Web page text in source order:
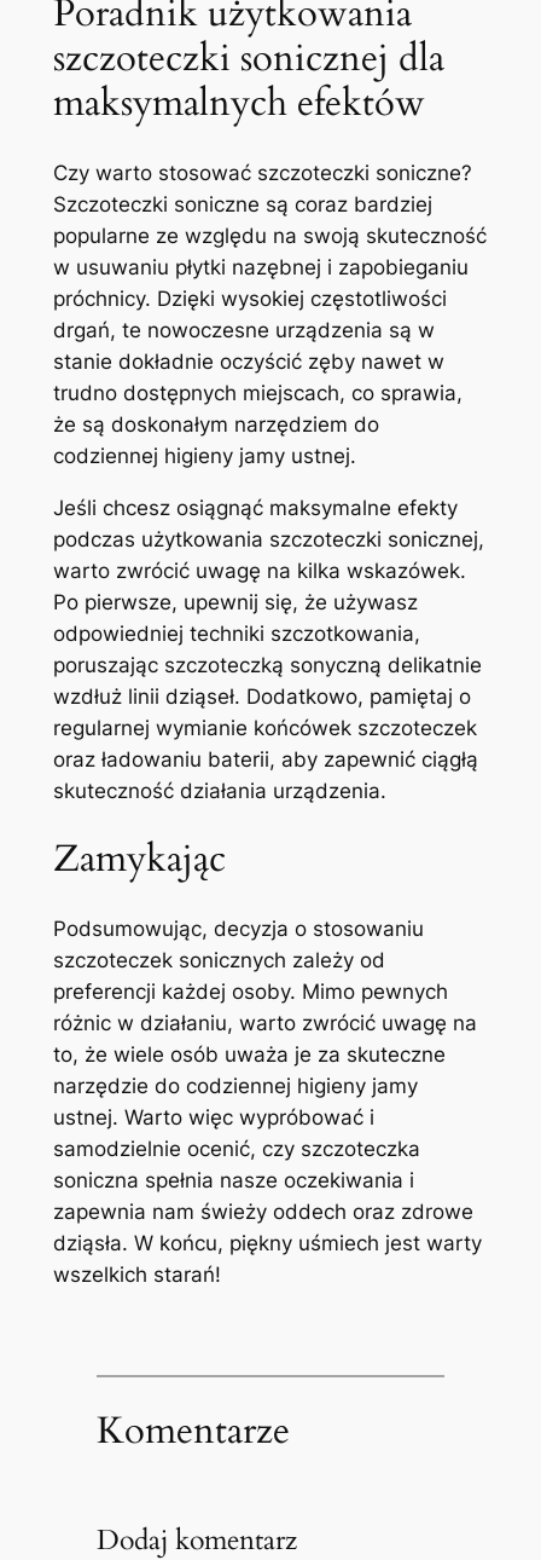
Poradnik użytkowania
szczoteczki sonicznej dla
maksymalnych efektów
Czy warto⁤ stosować szczoteczki soniczne?
Szczoteczki soniczne są ⁣coraz bardziej
popularne ze względu na ⁢swoją ⁤skuteczność
w usuwaniu płytki​ nazębnej i zapobieganiu
próchnicy. Dzięki wysokiej częstotliwości
drgań, te nowoczesne urządzenia są w
stanie dokładnie oczyścić zęby nawet w
trudno dostępnych miejscach, co sprawia,
⁤że są doskonałym narzędziem do
codziennej higieny jamy ustnej.
Jeśli chcesz osiągnąć maksymalne efekty
podczas użytkowania szczoteczki sonicznej,
warto zwrócić uwagę na ‍kilka wskazówek.‍
Po pierwsze, upewnij się, że⁢ używasz⁢
odpowiedniej techniki szczotkowania,
poruszając szczoteczką sonyczną⁣ delikatnie
wzdłuż linii dziąseł. Dodatkowo, pamiętaj o
regularnej wymianie⁢ końcówek ​szczoteczek
oraz ‌ładowaniu baterii, aby zapewnić ciągłą
skuteczność działania urządzenia.
Zamykając
Podsumowując, decyzja⁤ o​ stosowaniu
szczoteczek sonicznych zależy od
preferencji każdej osoby. Mimo pewnych
różnic w​ działaniu,‍ warto zwrócić ‌uwagę na
to, że wiele osób uważa je za skuteczne⁣
narzędzie do codziennej higieny jamy
ustnej. Warto więc wypróbować i
samodzielnie ocenić, czy szczoteczka⁣
soniczna spełnia nasze oczekiwania i
⁢zapewnia nam świeży oddech oraz zdrowe
dziąsła. W końcu, piękny uśmiech jest ⁤warty
wszelkich starań!
Komentarze
Dodaj komentarz